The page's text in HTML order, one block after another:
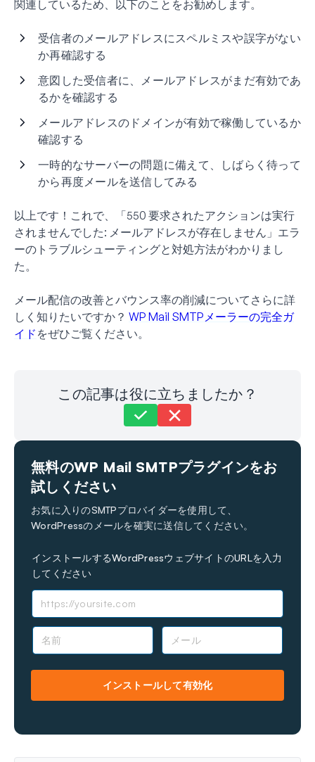
関連しているため、以下のことをお勧めします。
受信者のメールアドレスにスペルミスや誤字がない
か再確認する
意図した受信者に、メールアドレスがまだ有効であ
るかを確認する
メールアドレスのドメインが有効で稼働しているか
確認する
一時的なサーバーの問題に備えて、しばらく待って
から再度メールを送信してみる
以上です！これで、「550 要求されたアクションは実行
されませんでした: メールアドレスが存在しません」エラ
ーのトラブルシューティングと対処方法がわかりまし
た。
メール配信の改善とバウンス率の削減についてさらに詳
しく知りたいですか？ WP Mail SMTPメーラーの完全ガ
イド をぜひご覧ください。
この記事は役に立ちましたか？
まだお困りですか？
最終更新日: 2024年9月13日
無料のWP Mail SMTPプラグインをお
試しください
お気に入りのSMTPプロバイダーを使用して、
WordPressのメールを確実に送信してください。
インストールするWordPressウェブサイトのURLを入力
してください
名
メ
*
インストールして有効化